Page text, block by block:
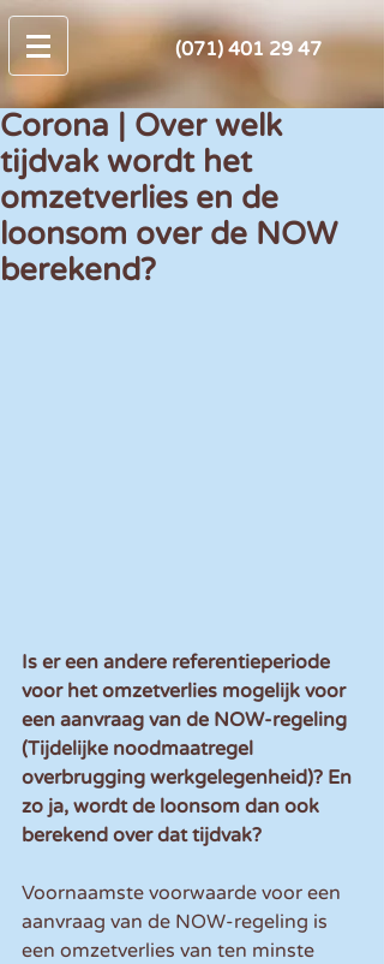
(071) 401 29 47
Corona | Over welk
tijdvak wordt het
omzetverlies en de
loonsom over de NOW
berekend?
Is er een andere referentieperiode
voor het omzetverlies mogelijk voor
een aanvraag van de NOW-regeling
(Tijdelijke noodmaatregel
overbrugging werkgelegenheid)? En
zo ja, wordt de loonsom dan ook
berekend over dat tijdvak?
Voornaamste voorwaarde voor een
aanvraag van de NOW-regeling is
een omzetverlies van ten minste